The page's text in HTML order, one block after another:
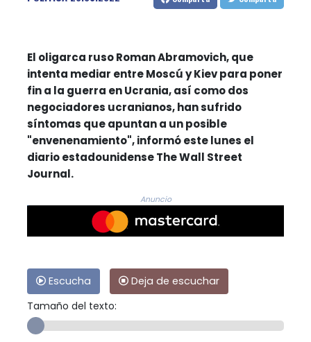
El oligarca ruso Roman Abramovich, que
intenta mediar entre Moscú y Kiev para poner
fin a la guerra en Ucrania, así como dos
negociadores ucranianos, han sufrido
síntomas que apuntan a un posible
"envenenamiento", informó este lunes el
diario estadounidense The Wall Street
Journal.
Anuncio
Escucha
Deja de escuchar
Tamaño del texto: